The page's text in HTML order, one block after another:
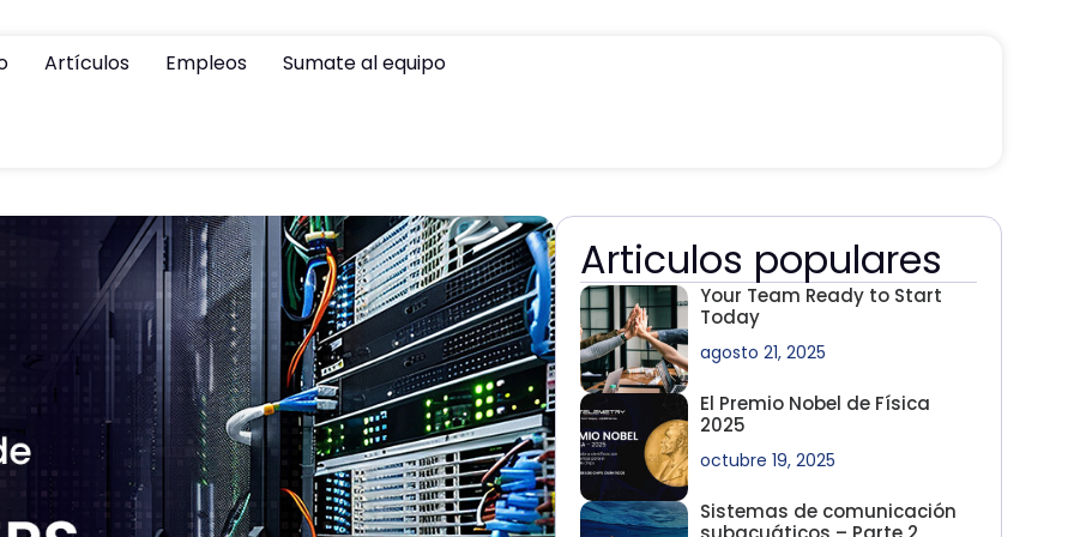
Artículos Empleos Sumate al equipo
Articulos populares
Your Team Ready to Start
Today
agosto 21, 2025
El Premio Nobel de Física
2025
octubre 19, 2025
Sistemas de comunicación